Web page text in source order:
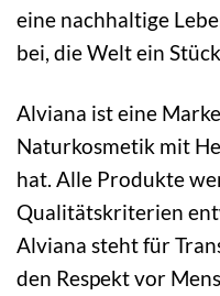
eine nachhaltige
bei, die Welt ein
Alviana ist eine
Naturkosmetik mit
hat. Alle Produkte
Qualitätskriterien
Alviana steht für
den Respekt vor